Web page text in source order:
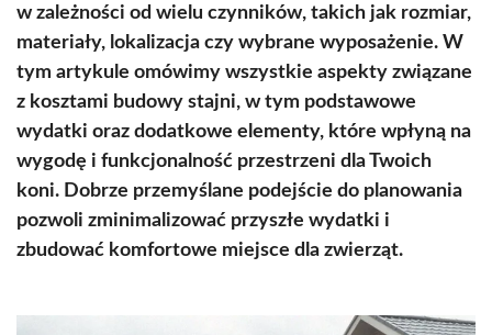
w zależności od wielu czynników, takich jak rozmiar,
materiały, lokalizacja czy wybrane wyposażenie. W
tym artykule omówimy wszystkie aspekty związane
z kosztami budowy stajni, w tym podstawowe
wydatki oraz dodatkowe elementy, które wpłyną na
wygodę i funkcjonalność przestrzeni dla Twoich
koni. Dobrze przemyślane podejście do planowania
pozwoli zminimalizować przyszłe wydatki i
zbudować komfortowe miejsce dla zwierząt.